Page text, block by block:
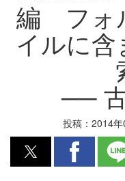
編 フォ
イルに
──
投稿： 2014